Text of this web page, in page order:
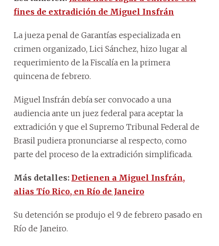
fines de extradición de Miguel Insfrán
La jueza penal de Garantías especializada en
crimen organizado, Lici Sánchez, hizo lugar al
requerimiento de la Fiscalía en la primera
quincena de febrero.
Miguel Insfrán debía ser convocado a una
audiencia ante un juez federal para aceptar la
extradición y que el Supremo Tribunal Federal de
Brasil pudiera pronunciarse al respecto, como
parte del proceso de la extradición simplificada.
Más detalles: Detienen a Miguel Insfrán,
alias Tío Rico, en Río de Janeiro
Su detención se produjo el 9 de febrero pasado en
Río de Janeiro.